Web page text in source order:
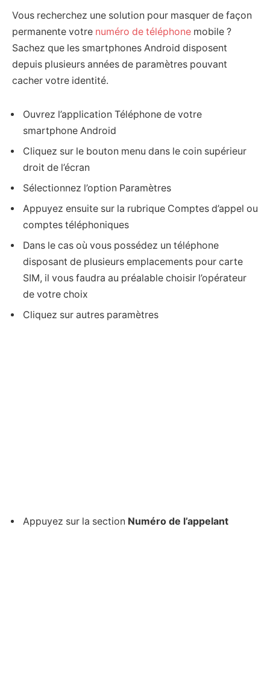
Vous recherchez une solution pour masquer de façon
permanente votre numéro de téléphone mobile ?
Sachez que les smartphones Android disposent
depuis plusieurs années de paramètres pouvant
cacher votre identité.
Ouvrez l’application Téléphone de votre
smartphone Android
Cliquez sur le bouton menu dans le coin supérieur
droit de l’écran
Sélectionnez l’option Paramètres
Appuyez ensuite sur la rubrique Comptes d’appel ou
comptes téléphoniques
Dans le cas où vous possédez un téléphone
disposant de plusieurs emplacements pour carte
SIM, il vous faudra au préalable choisir l’opérateur
de votre choix
Cliquez sur autres paramètres
Appuyez sur la section Numéro de l’appelant